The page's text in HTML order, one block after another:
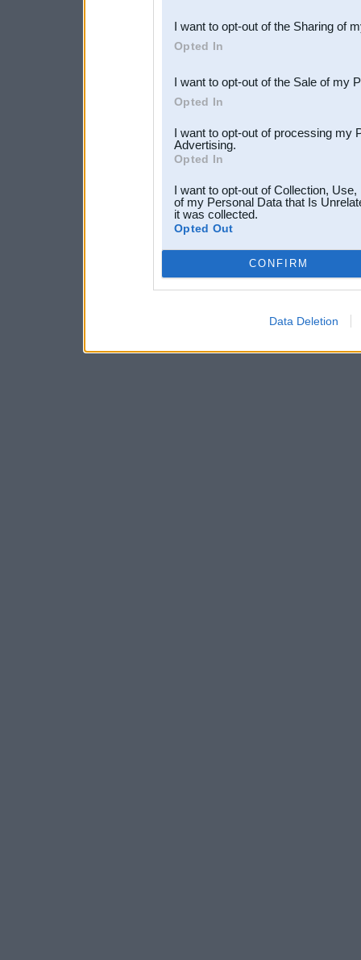
Downstream Participants
third parties.
I want to opt-out of the Sharing of
Opted In
I want to opt-out of the Sale of my
Opted In
I want to opt-out of processing my
Advertising.
Opted In
I want to opt-out of Collection,
of my Personal Data that Is
it was collected.
Opted Out
CONFIRM
Data Deletion